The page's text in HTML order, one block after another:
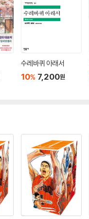
수레바퀴 아래서
10% 7,200원